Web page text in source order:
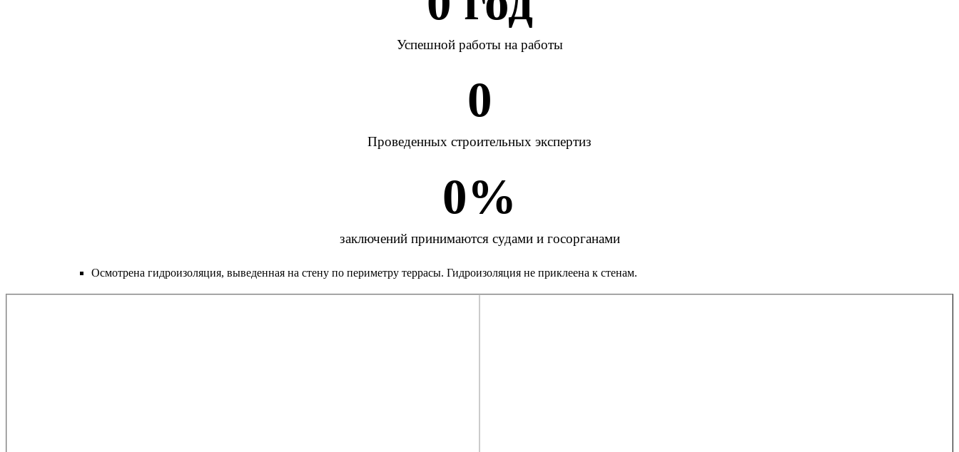
Успешной работы на работы
0
Проведенных строительных экспертиз
0%
заключений принимаются судами и госорганами
Осмотрена гидроизоляция, выведенная на стену по периметру террасы. Гидроизоляция не приклеена к стенам.